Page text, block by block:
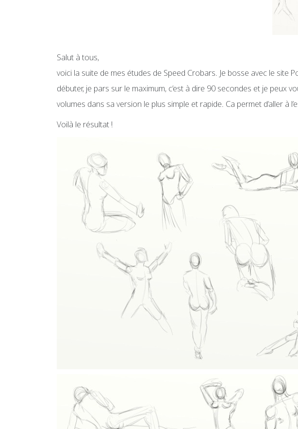
Salut à tous,
voici la suite de mes études de Speed Crobars. Je bosse avec le
débuter, je pars sur le maximum, c’est à dire 90 secondes et je peux
volumes dans sa version le plus simple et rapide. Ca permet d’aller à
Voilà le résultat !